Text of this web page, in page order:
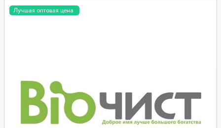
Лучшая оптовая цена